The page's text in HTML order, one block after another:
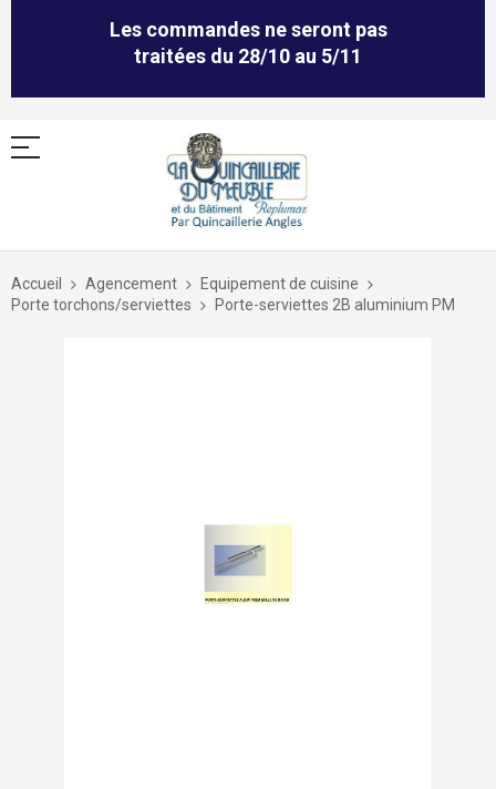
Les commandes ne seront pas
traitées du 28/10 au 5/11
Allez
contenu
Accueil Agencement
Equipement de cuisine
Porte torchons/serviettes
Porte-serviettes 2B aluminium PM